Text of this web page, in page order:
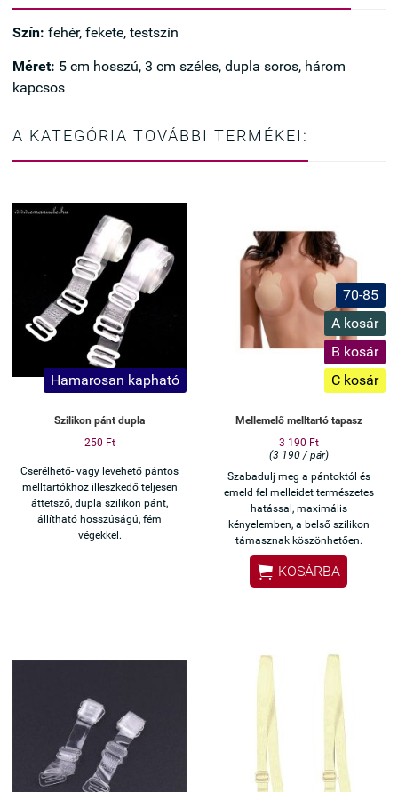
Szín: fehér, fekete, testszín
Méret: 5 cm hosszú, 3 cm széles, dupla soros, három
kapcsos
A KATEGÓRIA TOVÁBBI TERMÉKEI:
Hamarosan kapható
Szilikon pánt dupla
250 Ft
Cserélhető- vagy levehető pántos
melltartókhoz illeszkedő teljesen
áttetsző, dupla szilikon pánt,
állítható hosszúságú, fém
végekkel.
70-85
A kosár
B kosár
C kosár
Mellemelő melltartó tapasz
3 190 Ft
(3 190 / pár)
Szabadulj meg a pántoktól és
emeld fel melleidet természetes
hatással, maximális
kényelemben, a belső szilikon
támasznak köszönhetően.
 KOSÁRBA